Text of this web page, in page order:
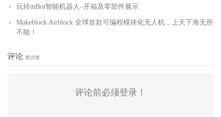
玩转mBot智能机器人–开箱及零部件展示
Makeblock Airblock 全球首款可编程模块化无人机，上天下海无所
不能！
评论 抢沙发
评论前必须登录！